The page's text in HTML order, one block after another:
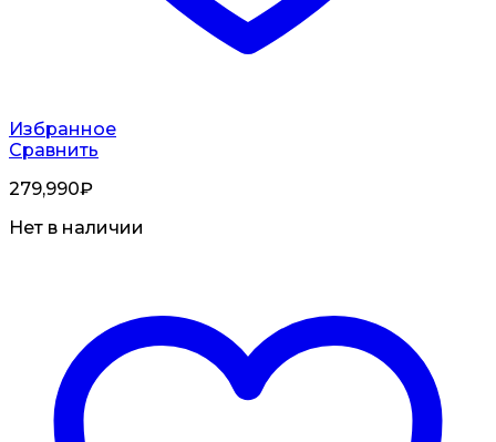
Избранное
Сравнить
279,990₽
Нет в наличии